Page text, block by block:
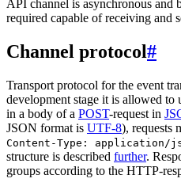
API channel is asynchronous and
required capable of receiving and
Channel protocol#
Transport protocol for the event
development stage it is allowed to
in a body of a POST-request in
JSON format is UTF-8), requests
Content-Type: application/
structure is described further.
groups according to the HTTP-